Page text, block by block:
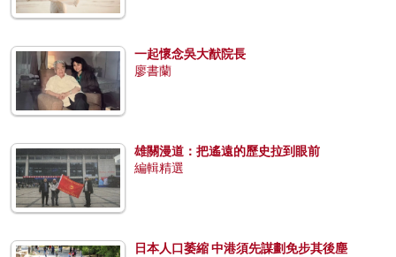
一起懷念吳大猷院長
廖書蘭
雄關漫道：把遙遠的歷史拉到眼前
編輯精選
日本人口萎縮 中港須先謀劃免步其後塵